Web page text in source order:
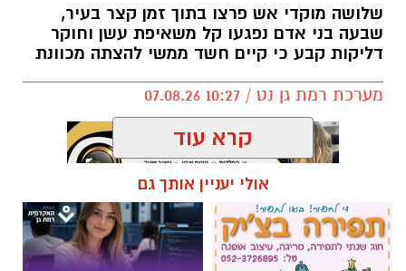
שלושה מוקדי אש פרצו בתוך זמן קצר בעיר,
שבעה בני אדם נפגעו קל משאיפת עשן וחוקר
דליקות קבע כי קיים חשד ממשי להצתה מכוונת
מערכת רמת גן נט / 10:27 07.08.26
תגים:שריפה רמת גן
קרא עוד
אולי יעניין אותך גם